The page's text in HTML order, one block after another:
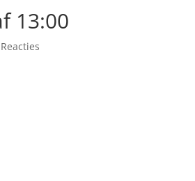
13:00